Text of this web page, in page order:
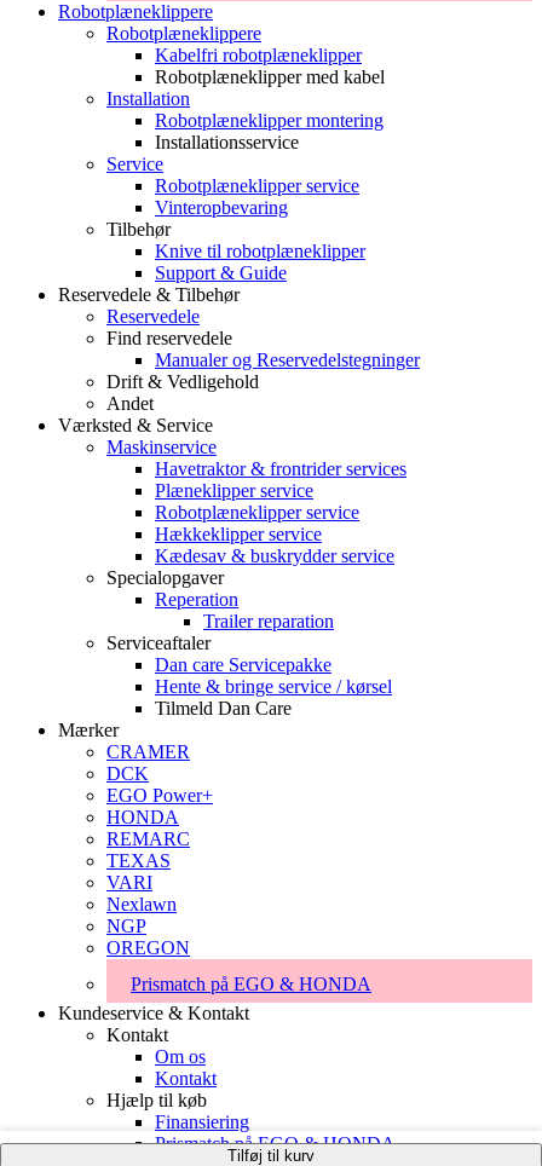
Tilføj til kurv
Robotplæneklippere
Robotplæneklippere
Kabelfri robotplæneklipper
Robotplæneklipper med kabel
Installation
Robotplæneklipper montering
Installationsservice
Service
Robotplæneklipper service
Vinteropbevaring
Tilbehør
Knive til robotplæneklipper
Support & Guide
Reservedele & Tilbehør
Reservedele
Find reservedele
Manualer og Reservedelstegninger
Drift & Vedligehold
Andet
Værksted & Service
Maskinservice
Havetraktor & frontrider services
Plæneklipper service
Robotplæneklipper service
Hækkeklipper service
Kædesav & buskrydder service
Specialopgaver
Reperation
Trailer reparation
Serviceaftaler
Dan care Servicepakke
Hente & bringe service / kørsel
Tilmeld Dan Care
Mærker
CRAMER
DCK
EGO Power+
HONDA
REMARC
TEXAS
VARI
Nexlawn
NGP
OREGON
Prismatch på EGO & HONDA
Kundeservice & Kontakt
Kontakt
Om os
Kontakt
Hjælp til køb
Finansiering
Prismatch på EGO & HONDA